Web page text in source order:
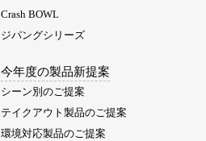
Crash BOWL
ジパングシリーズ
今年度の製品新提案
シーン別のご提案
テイクアウト製品のご提案
環境対応製品のご提案